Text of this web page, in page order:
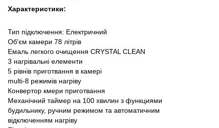
Характеристики:
Тип підключення: Електричний
Об'єм камери 78 літрів
Емаль легкого очищення CRYSTAL CLEAN
3 нагрівальні елементи
5 рівнів приготвання в камері
multi-8 режимів нагріву
Конвертор кмери приготвання
Механічний таймер на 100 хвилин з функциями
будильнику, ручним режимом та автоматичним
відключенням нагріву